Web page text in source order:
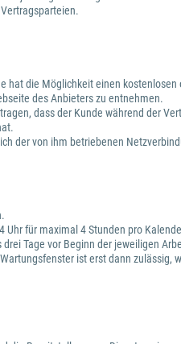
die Möglichkeit einen
des Anbieters zu entnehmen.
dass der Kunde während der
der von ihm betriebenen
für maximal 4 Stunden pro
Tage vor Beginn der jeweiligen
ist erst dann zulässig,